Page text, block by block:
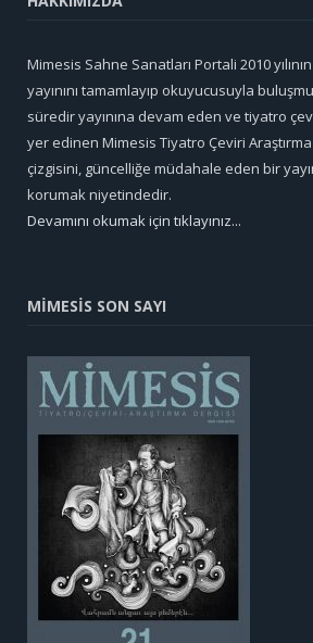
Mimesis Sahne Sanatları Portali 2010
yayınını tamamlayıp okuyucusuyla
süredir yayınına devam eden ve tiyatro
yer edinen Mimesis Tiyatro Çeviri
çizgisini, güncelliğe müdahale eden bir
korumak niyetindedir.
Devamını okumak için tıklayınız...
MİMESİS SON SAYI